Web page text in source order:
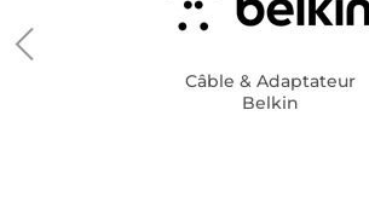
Câble & Adaptateur
Belkin